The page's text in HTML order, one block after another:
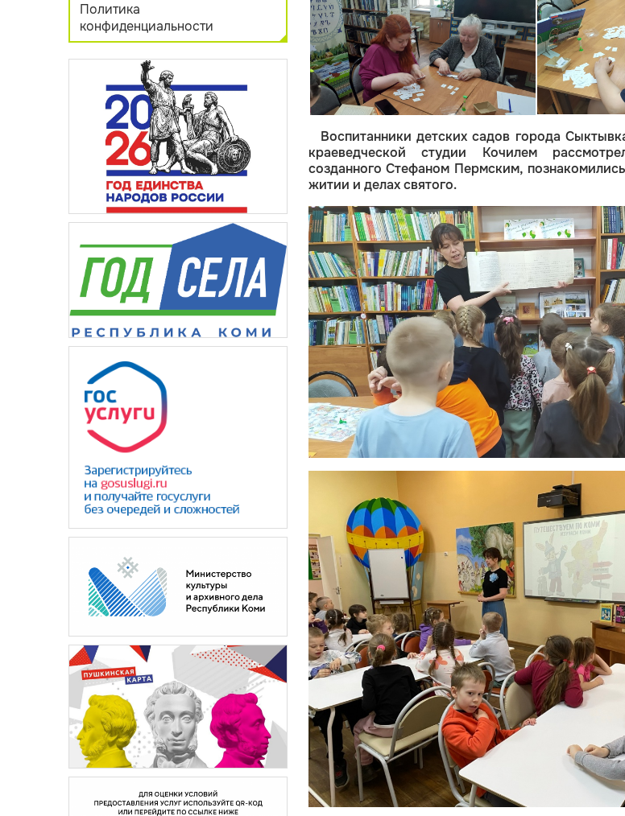
Политика
конфиденциальности
Воспитанники детских садов города
краеведческой студии Кочилем
созданного Стефаном Пермским,
житии и делах святого.